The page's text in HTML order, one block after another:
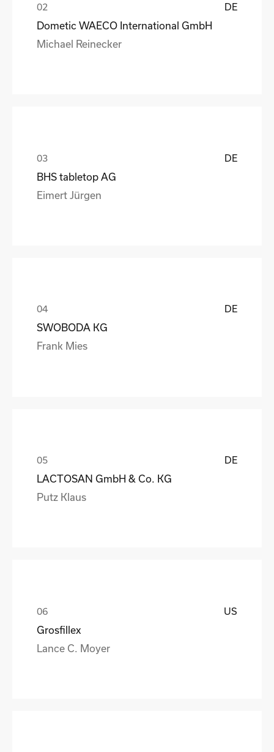
DE
Dometic WAECO International GmbH
Michael Reinecker
DE
BHS tabletop AG
Eimert Jürgen
DE
SWOBODA KG
Frank Mies
DE
LACTOSAN GmbH & Co. KG
Putz Klaus
US
Grosfillex
Lance C. Moyer